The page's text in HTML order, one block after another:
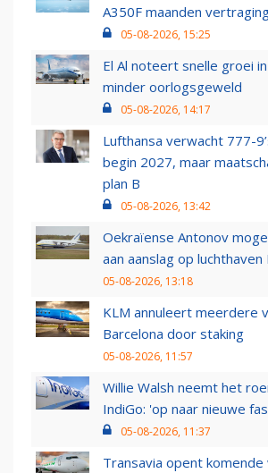
A350F maanden
05-08-2026, 15:25
El Al noteert snelle groei
minder oorlogsgeweld
05-08-2026, 14:17
Lufthansa verwacht 777-
begin 2027, maar
plan B
05-08-2026, 13:42
Oekraïense Antonov
aan aanslag op luchthaven
05-08-2026, 13:18
KLM annuleert meerdere
Barcelona door staking
05-08-2026, 11:57
Willie Walsh neemt het
IndiGo: 'op naar nieuwe
05-08-2026, 11:37
Transavia opent